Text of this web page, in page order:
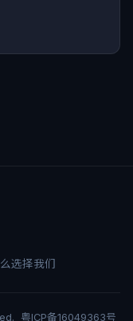
选择我们
粤ICP备16049363号